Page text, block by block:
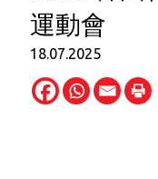
運動會
18.07.2025